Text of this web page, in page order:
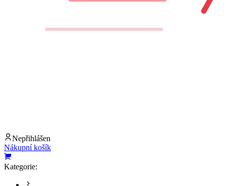
Nepřihlášen
Nákupní košík
Kategorie: